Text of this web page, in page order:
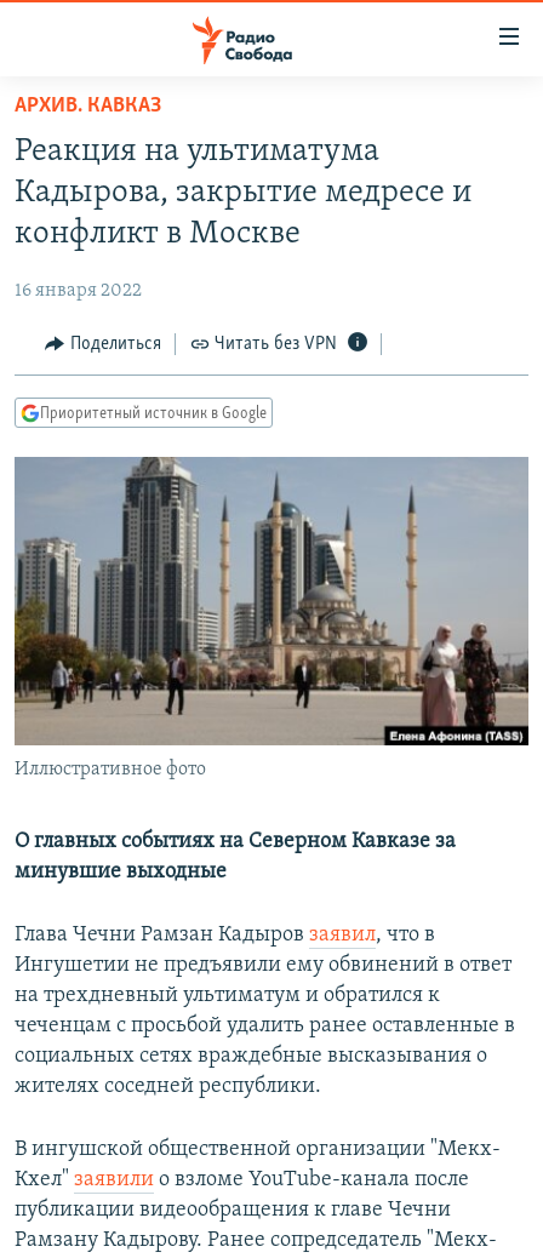
упрощенного
доступа
Вернуться
основному
Вернутся
Вернутся
ПОДКАСТЫ
АВТОРСКИЕ ПРОЕКТЫ
МНЕНИЯ
КУЛЬТУРА
КАВКАЗ.РЕАЛИИ
СЕВЕР.РЕАЛИИ
СИБИРЬ.РЕАЛИИ
РАСПИСАНИЕ ВЕЩАНИЯ
ПОДПИШИТЕСЬ НА РАССЫЛКУ
СОЦИАЛЬНЫЕ СЕТИ
Все сайты РСЕ/РС
АРХИВ. КАВКАЗ
Реакция на ультиматума
Кадырова, закрытие медресе и
конфликт в Москве
16 января 2022
Поделиться Читать без VPN
Приоритетный источник в Google
Иллюстративное фото
О главных событиях на Северном Кавказе за
минувшие выходные
Глава Чечни Рамзан Кадыров заявил, что в
Ингушетии не предъявили ему обвинений в ответ
на трехдневный ультиматум и обратился к
чеченцам с просьбой удалить ранее оставленные в
социальных сетях враждебные высказывания о
жителях соседней республики.
В ингушской общественной организации "Мекх-
Кхел" заявили о взломе YouTube-канала после
публикации видеообращения к главе Чечни
Рамзану Кадырову. Ранее сопредседатель "Мекх-